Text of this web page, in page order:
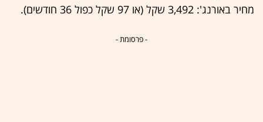
מחיר באורנג': 3,492 שקל (או 97 שקל כפול 36 חודשים).
- פרסומת -